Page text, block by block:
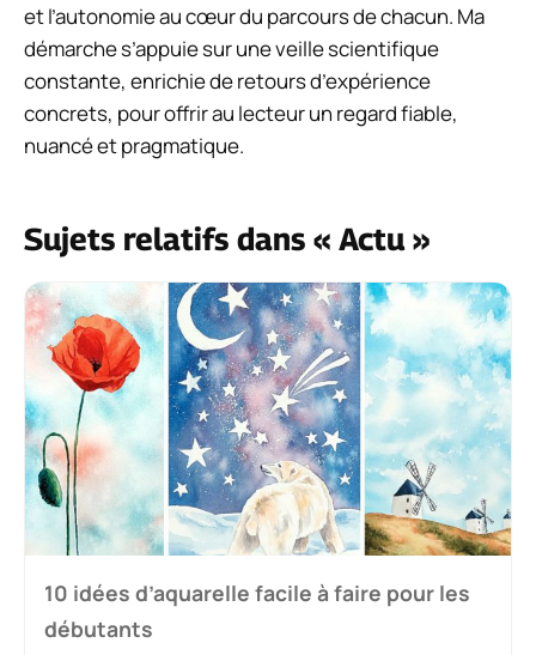
et l’autonomie au cœur du parcours de chacun. Ma
démarche s’appuie sur une veille scientifique
constante, enrichie de retours d’expérience
concrets, pour offrir au lecteur un regard fiable,
nuancé et pragmatique.
Sujets relatifs dans « Actu »
10 idées d’aquarelle facile à faire pour les
débutants